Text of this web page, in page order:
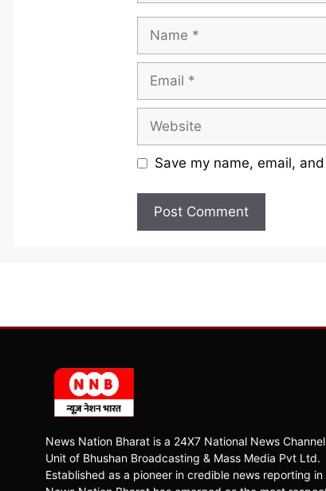
Save my name, email,
News Nation Bharat is a 24X7 National News
Unit of Bhushan Broadcasting & Mass Media Pvt Ltd.
Established as a pioneer in credible news reporting in